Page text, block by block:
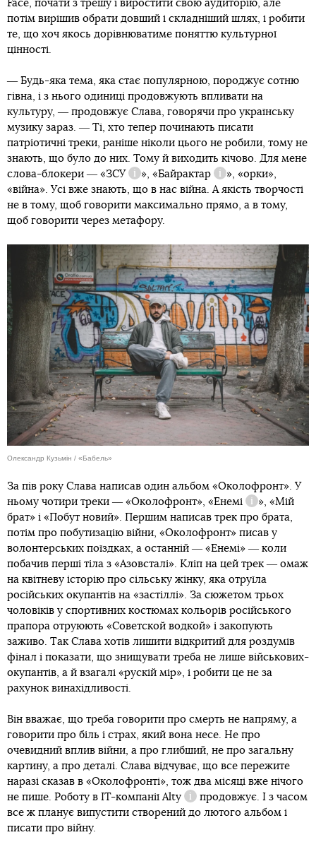
Face, почати з трешу і виростити свою аудиторію, але
потім вирішив обрати довший і складніший шлях, і робити
те, що хоч якось дорівнюватиме поняттю культурної
цінності.
― Будь-яка тема, яка стає популярною, породжує сотню
гівна, і з нього одиниці продовжують впливати на
культуру, ― продовжує Слава, говорячи про українську
музику зараз. ― Ті, хто тепер починають писати
патріотичні треки, раніше ніколи цього не робили, тому не
знають, що було до них. Тому й виходить кічово. Для мене
слова-блокери ― «ЗСУ
Довідка
», «Байрактар
Довідка
», «орки»,
«війна». Усі вже знають, що в нас війна. А якість творчості
не в тому, щоб говорити максимально прямо, а в тому,
щоб говорити через метафору.
Олександр Кузьмін / «Бабель»
За пів року Слава написав один альбом «Околофронт». У
ньому чотири треки ― «Околофронт», «Енемі
Довідка
», «Мій
брат» і «Побут новий». Першим написав трек про брата,
потім про побутизацію війни, «Околофронт» писав у
волонтерських поїздках, а останній ― «Енемі» ― коли
побачив перші тіла з «Азовсталі». Кліп на цей трек ― омаж
на квітневу історію про сільську жінку, яка отруїла
російських окупантів на «застіллі». За сюжетом трьох
чоловіків у спортивних костюмах кольорів російського
прапора отруюють «Советской водкой» і закопують
заживо. Так Слава хотів лишити відкритий для роздумів
фінал і показати, що знищувати треба не лише військових-
окупантів, а й взагалі «рускій мір», і робити це не за
рахунок винахідливості.
Він вважає, що треба говорити про смерть не напряму, а
говорити про біль і страх, який вона несе. Не про
очевидний вплив війни, а про глибший, не про загальну
картину, а про деталі. Слава відчуває, що все пережите
наразі сказав в «Околофронті», тож два місяці вже нічого
не пише. Роботу в IT-компаніїAlty
Довідка
продовжує. І з часом
все ж планує випустити створений до лютого альбом і
писати про війну.